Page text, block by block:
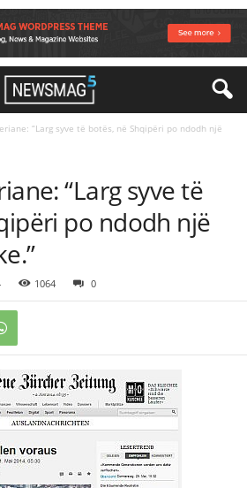
“Larg syve të botës, në Shqipëri po ndodh një
“Larg syve të
po ndodh një
1064 0